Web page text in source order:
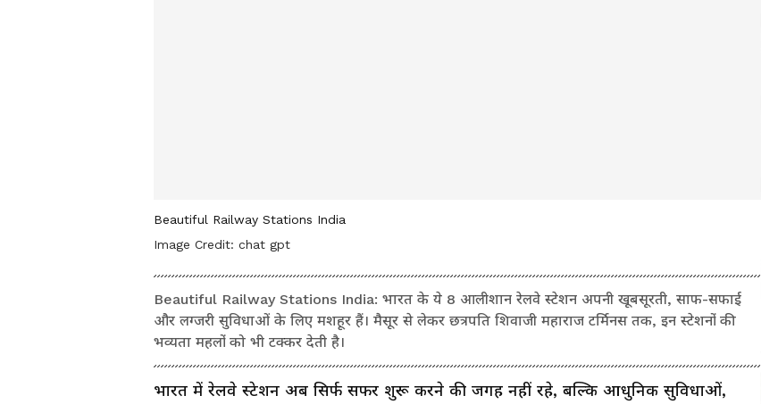
Beautiful Railway Stations India
Image Credit: chat gpt
Beautiful Railway Stations India: भारत के ये 8 आलीशान रेलवे स्टेशन अपनी खूबसूरती, साफ-सफाई
और लग्जरी सुविधाओं के लिए मशहूर हैं। मैसूर से लेकर छत्रपति शिवाजी महाराज टर्मिनस तक, इन स्टेशनों की
भव्यता महलों को भी टक्कर देती है।
भारत में रेलवे स्टेशन अब सिर्फ सफर शुरू करने की जगह नहीं रहे, बल्कि आधुनिक सुविधाओं,